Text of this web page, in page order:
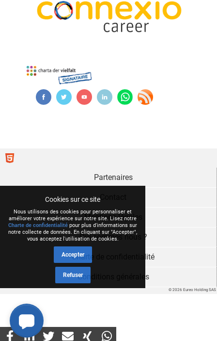
Cookies sur ce site
Nous utilisons des cookies pour personnaliser et
améliorer votre expérience sur notre site. Lisez notre
Charte de confidentialité pour plus d'informations sur
notre collecte de données. En cliquant sur "Accepter",
vous acceptez l'utilisation de cookies.
Accepter
Refuser
© 2026 Eureo Holding SAS
Partenaires
Contact
Mentions légales
Qui sommes nous ?
Charte de confidentialité
Conditions générales